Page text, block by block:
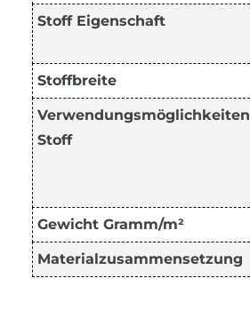
Stoff Eigenschaft
Stoffbreite
Verwendungsmöglichkeiten
Stoff
Gewicht Gramm/m²
Materialzusammensetzung